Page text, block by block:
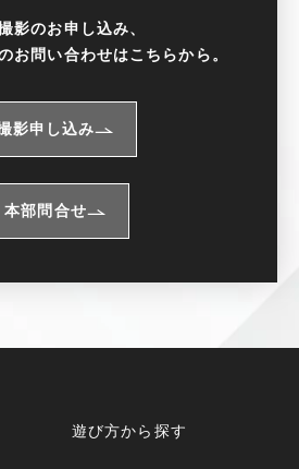
影のお申し込み、
お問い合わせはこちらから。
影申し込み
本部問合せ
遊び方から探す